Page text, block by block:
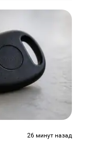
26 минут назад